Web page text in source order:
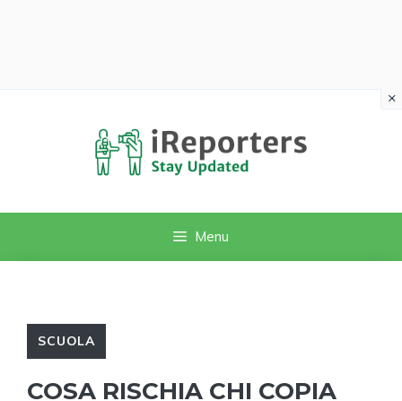
Menu
SCUOLA
COSA RISCHIA CHI COPIA
×